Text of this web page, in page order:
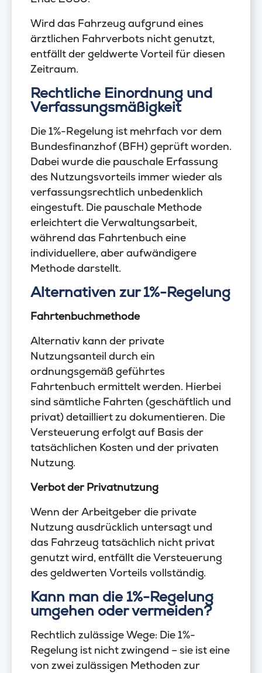
Wird das Fahrzeug aufgrund eines
ärztlichen Fahrverbots nicht genutzt,
entfällt der geldwerte Vorteil für diesen
Zeitraum.
Rechtliche Einordnung und
Verfassungsmäßigkeit
Die 1%-Regelung ist mehrfach vor dem
Bundesfinanzhof (BFH) geprüft worden.
Dabei wurde die pauschale Erfassung
des Nutzungsvorteils immer wieder als
verfassungsrechtlich unbedenklich
eingestuft. Die pauschale Methode
erleichtert die Verwaltungsarbeit,
während das Fahrtenbuch eine
individuellere, aber aufwändigere
Methode darstellt.
Alternativen zur 1%-Regelung
Fahrtenbuchmethode
Alternativ kann der private
Nutzungsanteil durch ein
ordnungsgemäß geführtes
Fahrtenbuch ermittelt werden. Hierbei
sind sämtliche Fahrten (geschäftlich und
privat) detailliert zu dokumentieren. Die
Versteuerung erfolgt auf Basis der
tatsächlichen Kosten und der privaten
Nutzung.
Verbot der Privatnutzung
Wenn der Arbeitgeber die private
Nutzung ausdrücklich untersagt und
das Fahrzeug tatsächlich nicht privat
genutzt wird, entfällt die Versteuerung
des geldwerten Vorteils vollständig.
Kann man die 1%-Regelung
umgehen oder vermeiden?
Rechtlich zulässige Wege: Die 1%-
Regelung ist nicht zwingend – sie ist eine
von zwei zulässigen Methoden zur